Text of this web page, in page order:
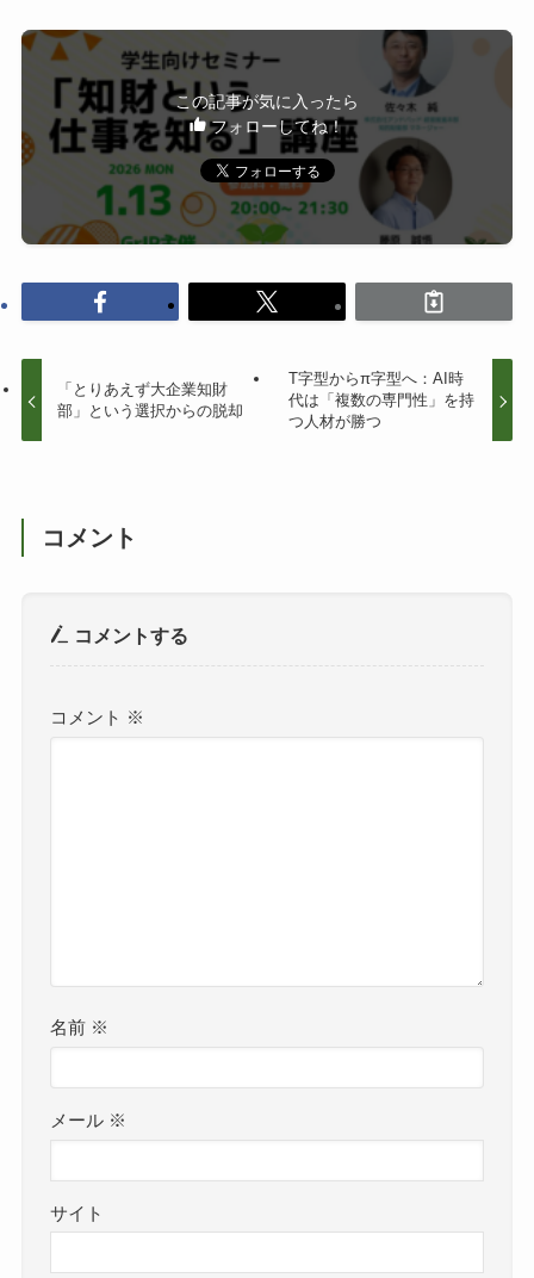
この記事が気に入ったら
フォローしてね！
「とりあえず大企業知財
部」という選択からの脱却
T字型からπ字型へ：AI時
代は「複数の専門性」を持
つ人材が勝つ
コメント
コメントする
コメント ※
名前 ※
メール ※
サイト